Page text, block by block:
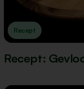
Recept
Recept: